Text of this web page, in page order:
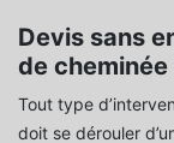
Devis sans
de
Tout type
doit se dérouler